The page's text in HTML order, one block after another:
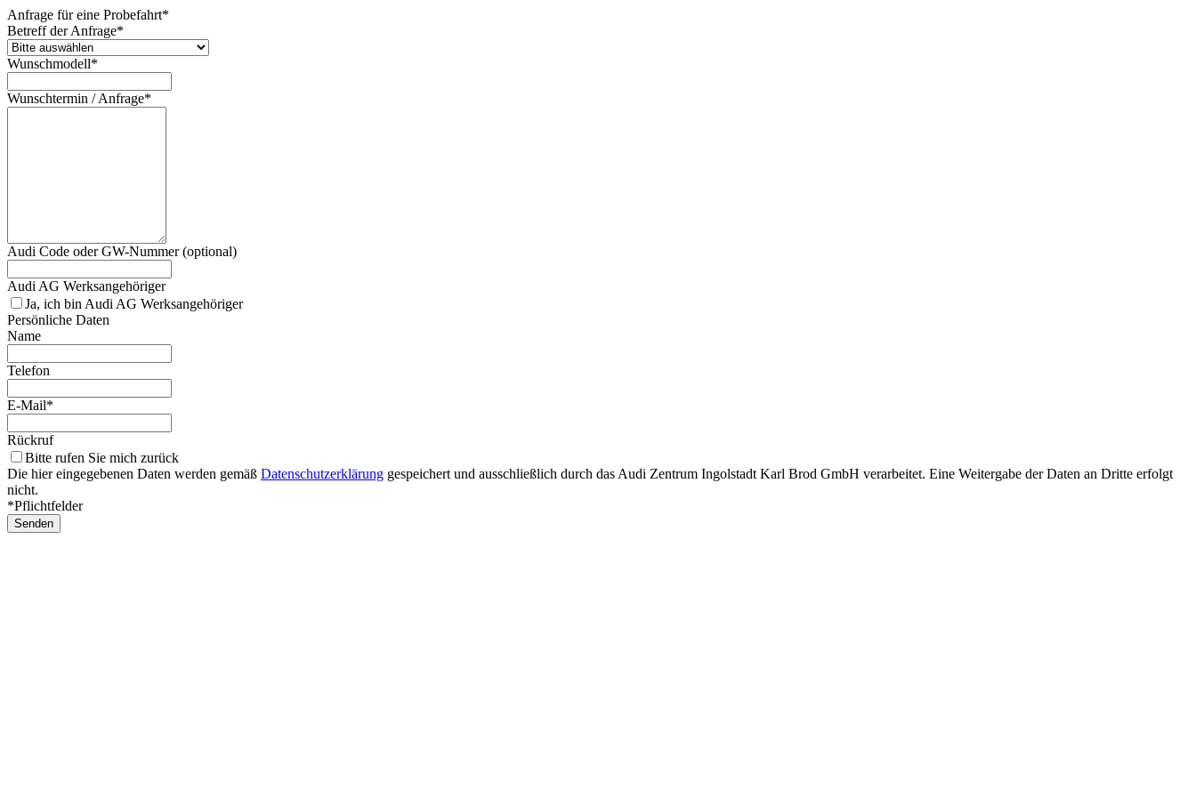
Anfrage für eine Probefahrt*
Betreff der Anfrage*
Wunschmodell*
Wunschtermin / Anfrage*
Audi Code oder GW-Nummer (optional)
Audi AG Werksangehöriger
Ja, ich bin Audi AG Werksangehöriger
Persönliche Daten
Name
Telefon
E-Mail*
Rückruf
Bitte rufen Sie mich zurück
Die hier eingegebenen Daten werden gemäß Datenschutzerklärung gespeichert und ausschließlich durch das Audi Zentrum Ingolstadt Karl Brod GmbH verarbeitet. Eine Weitergabe der Daten an Dritte erfolgt
nicht.
*Pflichtfelder